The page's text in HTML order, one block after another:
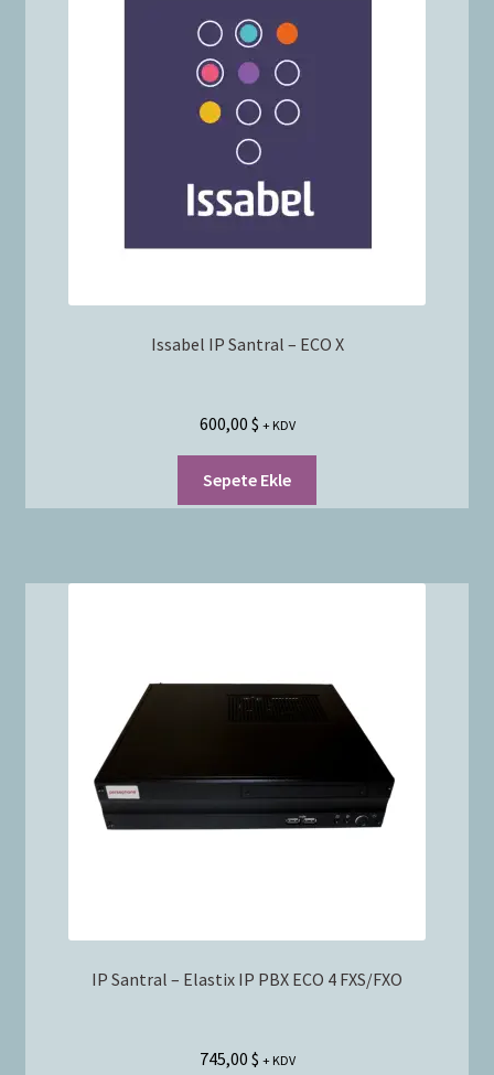
Issabel IP Santral – ECO X
600,00 $ + KDV
Sepete Ekle
IP Santral – Elastix IP PBX ECO 4 FXS/FXO
745,00 $ + KDV